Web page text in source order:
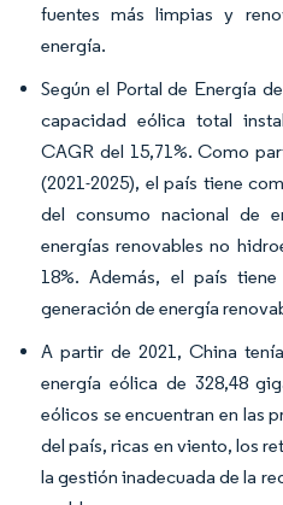
fuentes más limpias y
energía.
Según el Portal de Energía
capacidad eólica total
CAGR del 15,71%. Como
(2021-2025), el país tiene
del consumo nacional de
energías renovables no
18%. Además, el país
generación de energía
A partir de 2021, China
energía eólica de 328,48
eólicos se encuentran en las
del país, ricas en viento, los
la gestión inadecuada de la